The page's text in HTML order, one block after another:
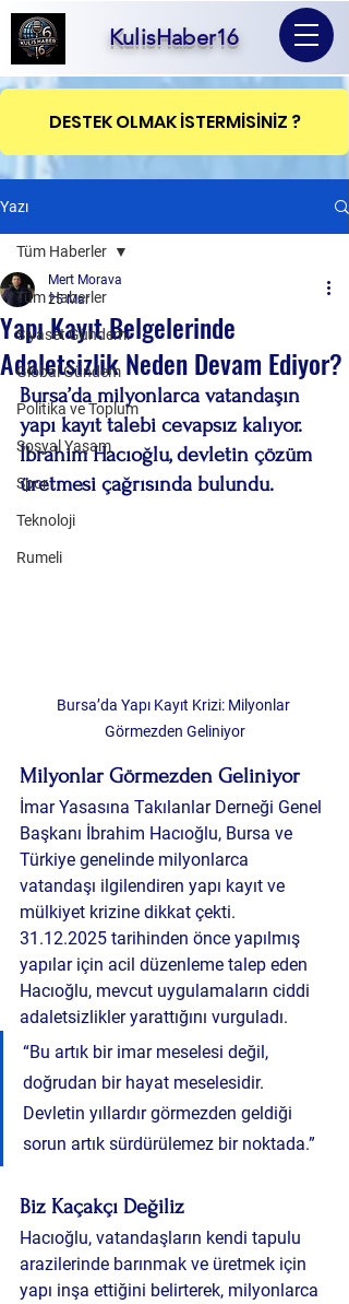
KulisHaber16
DESTEK OLMAK İSTERMİSİNİZ ?
Yazı
Tüm Haberler
Siyaset Gündemi
Global Gündem
Politika ve Toplum
Sosyal Yaşam
Spor
Teknoloji
Rumeli
Tüm Haberler
Yapı Kayıt Belgelerinde
Adaletsizlik Neden Devam Ediyor?
Mert Morava
25 Mar
Bursa’da milyonlarca vatandaşın
yapı kayıt talebi cevapsız kalıyor.
İbrahim Hacıoğlu, devletin çözüm
üretmesi çağrısında bulundu.
Bursa’da Yapı Kayıt Krizi: Milyonlar
Görmezden Geliniyor
Milyonlar Görmezden Geliniyor
İmar Yasasına Takılanlar Derneği Genel
Başkanı İbrahim Hacıoğlu, Bursa ve
Türkiye genelinde milyonlarca
vatandaşı ilgilendiren yapı kayıt ve
mülkiyet krizine dikkat çekti.
31.12.2025 tarihinden önce yapılmış
yapılar için acil düzenleme talep eden
Hacıoğlu, mevcut uygulamaların ciddi
adaletsizlikler yarattığını vurguladı.
“Bu artık bir imar meselesi değil,
doğrudan bir hayat meselesidir.
Devletin yıllardır görmezden geldiği
sorun artık sürdürülemez bir noktada.”
Biz Kaçakçı Değiliz
Hacıoğlu, vatandaşların kendi tapulu
arazilerinde barınmak ve üretmek için
yapı inşa ettiğini belirterek, milyonlarca